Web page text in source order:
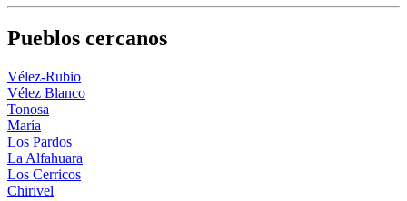
Pueblos cercanos
Vélez-Rubio
Vélez Blanco
Tonosa
María
Los Pardos
La Alfahuara
Los Cerricos
Chirivel